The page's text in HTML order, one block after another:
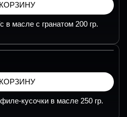
масле с гранатом 200 гр.
кусочки в масле 250 гр.